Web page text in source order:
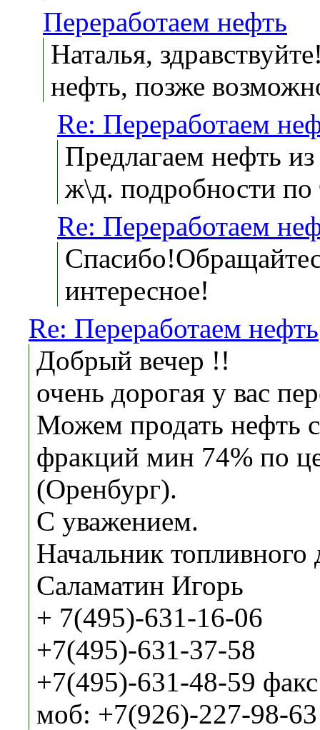
Переработаем нефть
Наталья,
нефть, позже
Re: Переработаем
Предлагаем нефть
ж\д. подробности по
Re: Переработаем
интересное!
Re: Переработаем нефть
Добрый вечер !!
очень дорогая у вас
Можем продать нефть
фракций мин 74% по
(Оренбург).
С уважением.
Начальник топливного
Саламатин Игорь
+ 7(495)-631-16-06
+7(495)-631-37-58
+7(495)-631-48-59 факс
моб: +7(926)-227-98-63